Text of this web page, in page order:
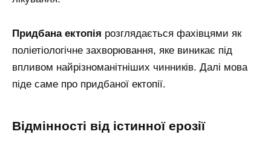
Придбана ектопія розглядається фахівцями як
поліетіологічне захворювання, яке виникає під
впливом найрізноманітніших чинників. Далі мова
піде саме про придбаної ектопії.
Відмінності від істинної ерозії